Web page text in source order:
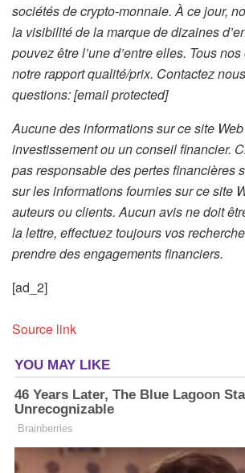
sociétés de crypto-monnaie. À ce jour,
la visibilité de la marque de dizaines
pouvez être l’une d’entre elles. Tous
notre rapport qualité/prix. Contactez
questions:[email protected]
Aucune des informations sur ce site Web
investissement ou un conseil financier.
pas responsable des pertes financières
sur les informations fournies sur ce site
auteurs ou clients. Aucun avis ne doit
la lettre, effectuez toujours vos
prendre des engagements financiers.
[ad_2]
Source link